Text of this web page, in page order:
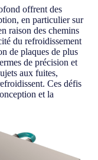
offrent des
en particulier sur
raison des chemins
du refroidissement
de plaques de plus
de précision et
aux fuites,
Ces défis
et la